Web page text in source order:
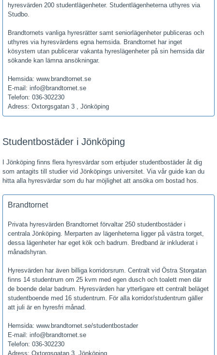
hyresvärden 200 studentlägenheter. Studentlägenheterna uthyres via
Studbo.
Brandtornets vanliga hyresrätter samt seniorlägenheter publiceras och
uthyres via hyresvärdens egna hemsida. Brandtornet har inget
kösystem utan publicerar vakanta hyreslägenheter på sin hemsida där
sökande kan lämna ansökningar.
Hemsida: www.brandtornet.se
E-mail: info@brandtornet.se
Telefon: 036-302230
Adress: Oxtorgsgatan 3 , Jönköping
Studentbostäder i Jönköping
I Jönköping finns flera hyresvärdar som erbjuder studentbostäder åt dig
som antagits till studier vid Jönköpings universitet. Via vår guide kan du
hitta alla hyresvärdar som du har möjlighet att ansöka om bostad hos.
Brandtornet
Privata hyresvärden Brandtornet förvaltar 250 studentbostäder i
centrala Jönköping. Merparten av lägenheterna ligger på västra torget,
dessa lägenheter har eget kök och badrum. Bredband är inkluderat i
månadshyran.
Hyresvärden har även billiga korridorsrum. Centralt vid Östra Storgatan
finns 14 studentrum om 25 kvm med egen dusch och toalett men där
de boende delar badrum. Hyresvärden har ytterligare ett centralt beläget
studentboende med 16 studentrum. För alla korridor/studentrum gäller
att juli är en hyresfri månad.
Hemsida: www.brandtornet.se/studentbostader
E-mail: info@brandtornet.se
Telefon: 036-302230
Adress: Oxtorgsgatan 3, Jönköping